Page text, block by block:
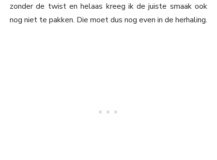
zonder de twist en helaas kreeg ik de juiste smaak ook
nog niet te pakken. Die moet dus nog even in de herhaling.